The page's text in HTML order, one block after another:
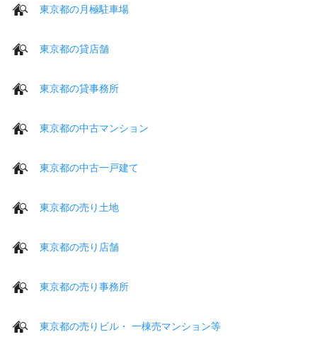
東京都の月極駐車場
東京都の貸店舗
東京都の貸事務所
東京都の中古マンション
東京都の中古一戸建て
東京都の売り土地
東京都の売り店舗
東京都の売り事務所
東京都の売りビル・ 一棟売マンション等